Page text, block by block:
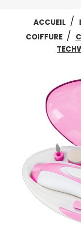
ACCUEIL
COIFFURE